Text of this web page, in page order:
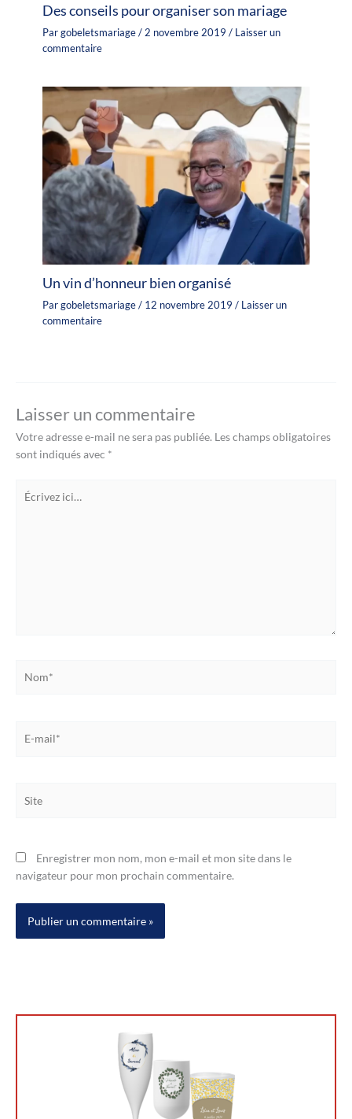
Des conseils pour organiser son mariage
Pargobeletsmariage/ 2 novembre 2019/ Laisser un
commentaire
Un vin d’honneur bien organisé
Pargobeletsmariage/ 12 novembre 2019/ Laisser un
commentaire
Laisser un commentaire
Votre adresse e-mail ne sera pas publiée. Les champs obligatoires
sont indiqués avec *
ici…
mail*
Enregistrer mon nom, mon e-mail et mon site dans le
navigateur pour mon prochain commentaire.